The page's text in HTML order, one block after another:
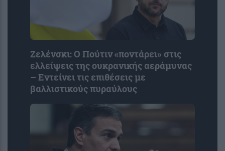
Ζελένσκι: Ο Πούτιν «ποντάρει» στις
ελλείψεις της ουκρανικής αεράμυνας
– Εντείνει τις επιθέσεις με
βαλλιστικούς πυραύλους